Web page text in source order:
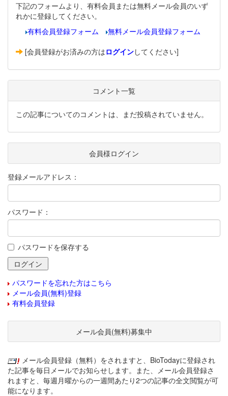
下記のフォームより、有料会員または無料メール会員のいず
れかに登録してください。
有料会員登録フォーム
無料メール会員登録フォーム
[会員登録がお済みの方はログインしてください]
コメント一覧
この記事についてのコメントは、まだ投稿されていません。
会員様ログイン
登録メールアドレス：
パスワード：
パスワードを保存する
パスワードを忘れた方はこちら
メール会員(無料)登録
有料会員登録
メール会員(無料)募集中
メール会員登録（無料）をされますと、BioTodayに登録され
た記事を毎日メールでお知らせします。また、メール会員登録さ
れますと、毎週月曜からの一週間あたり2つの記事の全文閲覧が可
能になります。